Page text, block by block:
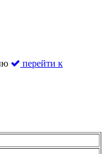
перейти к